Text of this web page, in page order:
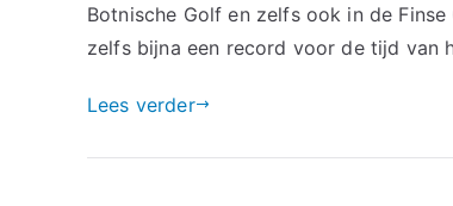
Botnische Golf en zelfs ook in de
zelfs bijna een record voor de tijd van
Lees verder